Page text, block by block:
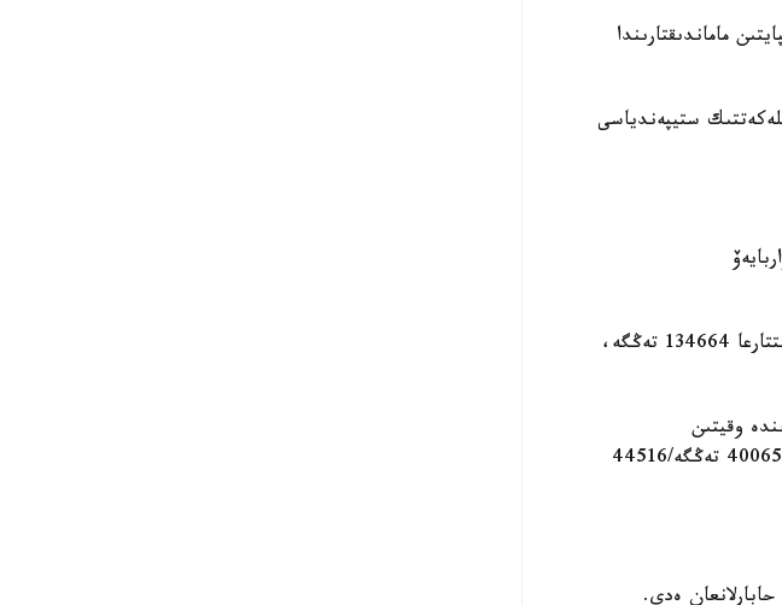
ماماندىقتارىندا
ستيپەندياسى
«نازاربايەۆ
— «دەنساۋلىق ساقتاۋ» باعىتى بويىنشا ءبىلىم الاتىن رەزيدەنت-دارىگەرلەر مەن ماگيسترانتتارعا 134664 تەڭگە،
وقيتىن
تىڭداۋشىلارعا ستۋدەنتتەردىڭ مەملەكەتتىك ستيپەندياسىنىڭ 85 پايىزى كولەمىندە، ياعني 40065 تەڭگە/44516
ەدى.